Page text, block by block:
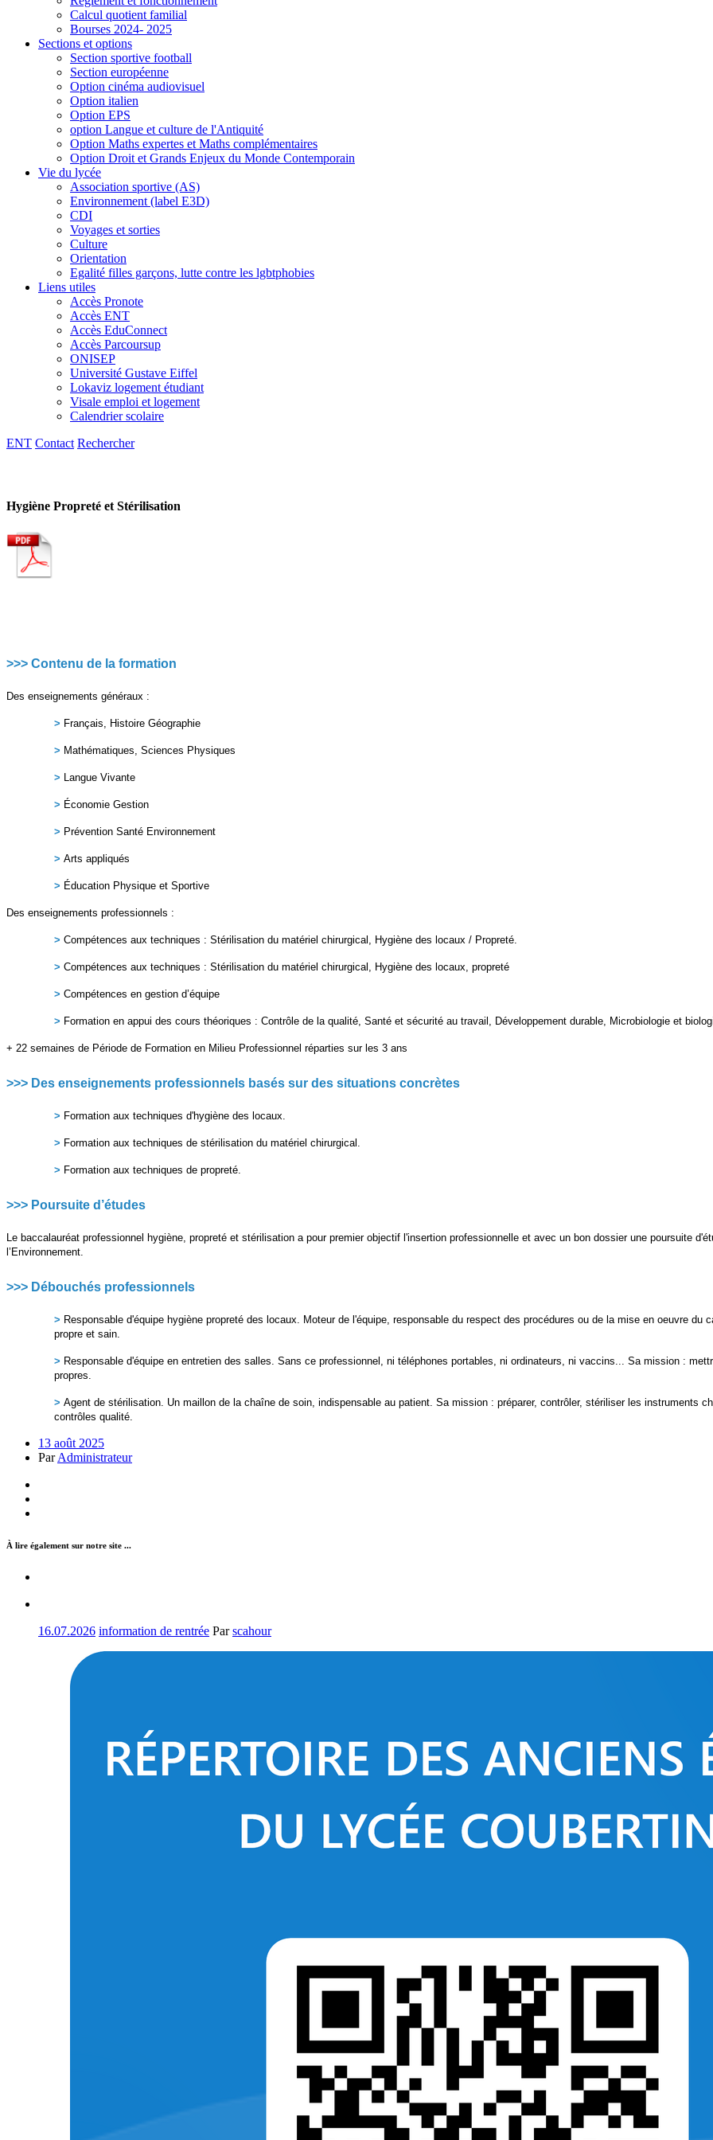
Calcul quotient familial
Bourses 2024- 2025
Sections et options
Section sportive football
Section européenne
Option cinéma audiovisuel
Option italien
Option EPS
option Langue et culture de l'Antiquité
Option Maths expertes et Maths complémentaires
Option Droit et Grands Enjeux du Monde Contemporain
Vie du lycée
Association sportive (AS)
Environnement (label E3D)
CDI
Voyages et sorties
Culture
Orientation
Egalité filles garçons, lutte contre les lgbtphobies
Liens utiles
Accès Pronote
Accès ENT
Accès EduConnect
Accès Parcoursup
ONISEP
Université Gustave Eiffel
Lokaviz logement étudiant
Visale emploi et logement
Calendrier scolaire
ENT Contact Rechercher
Hygiène Propreté et Stérilisation
>>> Contenu de la formation
Des enseignements généraux :
> Français, Histoire Géographie
> Mathématiques, Sciences Physiques
> Langue Vivante
> Économie Gestion
> Prévention Santé Environnement
> Arts appliqués
> Éducation Physique et Sportive
Des enseignements professionnels :
> Compétences aux techniques : Stérilisation du matériel chirurgical, Hygiène des locaux / Propreté.
> Compétences aux techniques : Stérilisation du matériel chirurgical, Hygiène des locaux, propreté
> Compétences en gestion d’équipe
> Formation en appui des cours théoriques : Contrôle de la qualité, Santé et sécurité au travail, Développement durable, Microbiologie et
+ 22 semaines de Période de Formation en Milieu Professionnel réparties sur les 3 ans
>>> Des enseignements professionnels basés sur des situations concrètes
> Formation aux techniques d'hygiène des locaux.
> Formation aux techniques de stérilisation du matériel chirurgical.
> Formation aux techniques de propreté.
>>> Poursuite d’études
Le baccalauréat professionnel hygiène, propreté et stérilisation a pour premier objectif l'insertion professionnelle et avec un bon dossier une poursuite
l’Environnement.
>>> Débouchés professionnels
> Responsable d'équipe hygiène propreté des locaux. Moteur de l'équipe, responsable du respect des procédures ou de la mise en oeuvre
propre et sain.
> Responsable d'équipe en entretien des salles. Sans ce professionnel, ni téléphones portables, ni ordinateurs, ni vaccins... Sa mission :
propres.
> Agent de stérilisation. Un maillon de la chaîne de soin, indispensable au patient. Sa mission : préparer, contrôler, stériliser les instruments
contrôles qualité.
13 août 2025
ParAdministrateur
À lire également sur notre site ...
16.07.2026 information de rentrée Parscahour